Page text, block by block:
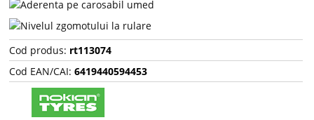
Cod produs: rt113074
Cod EAN/CAI: 6419440594453